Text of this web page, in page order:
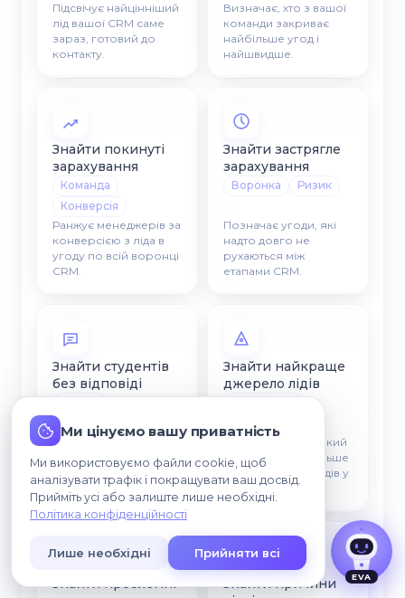
Підсвічує найцінніший
лід вашої CRM саме
зараз, готовий до
контакту.
Визначає, хто з вашої
команди закриває
найбільше угод і
найшвидше.
Знайти покинуті
зарахування
Команда
Конверсія
Ранжує менеджерів за
конверсією з ліда в
угоду по всій воронці
CRM.
Знайти застрягле
зарахування
Воронка Ризик
Позначає угоди, які
надто довго не
рухаються між
етапами CRM.
Знайти студентів
без відповіді
Фоллоу-ап
Підсвічує кожен
контакт, який чекає на
відповідь, жодна
розмова не охолоне.
Знайти найкраще
джерело лідів
Атрибуція
Визначає канал, який
приносить найбільше
кваліфікованих лідів у
CRM.
Знайти проблемні
Знайти причини
EVA
Погоджуюсь, що мої дані можуть
Ми цінуємо вашу приватність
Ми використовуємо файли cookie, щоб
аналізувати трафік і покращувати ваш досвід.
Прийміть усі або залиште лише необхідні.
Політика конфіденційності
Лише необхідні Прийняти всі